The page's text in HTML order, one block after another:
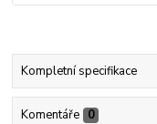
Kompletní specifikace
Komentáře 0